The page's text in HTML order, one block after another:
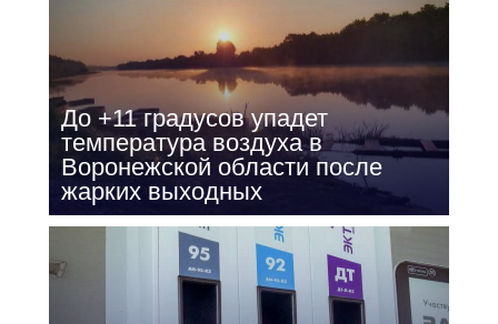
До +11 градусов упадет
температура воздуха в
Воронежской области после
жарких выходных